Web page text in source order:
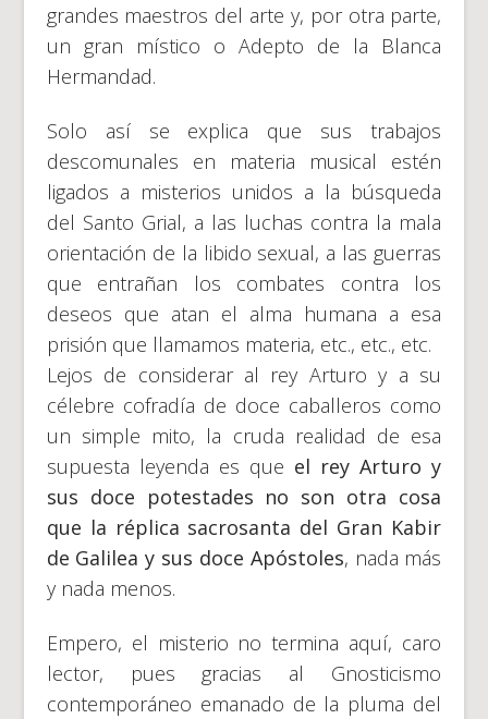
grandes maestros del arte y, por otra parte,
un gran místico o Adepto de la Blanca
Hermandad.
Solo así se explica que sus trabajos
descomunales en materia musical estén
ligados a misterios unidos a la búsqueda
del Santo Grial, a las luchas contra la mala
orientación de la libido sexual, a las guerras
que entrañan los combates contra los
deseos que atan el alma humana a esa
prisión que llamamos materia, etc., etc., etc.
Lejos de considerar al rey Arturo y a su
célebre cofradía de doce caballeros como
un simple mito, la cruda realidad de esa
supuesta leyenda es que el rey Arturo y
sus doce potestades no son otra cosa
que la réplica sacrosanta del Gran Kabir
de Galilea y sus doce Apóstoles, nada más
y nada menos.
Empero, el misterio no termina aquí, caro
lector, pues gracias al Gnosticismo
contemporáneo emanado de la pluma del